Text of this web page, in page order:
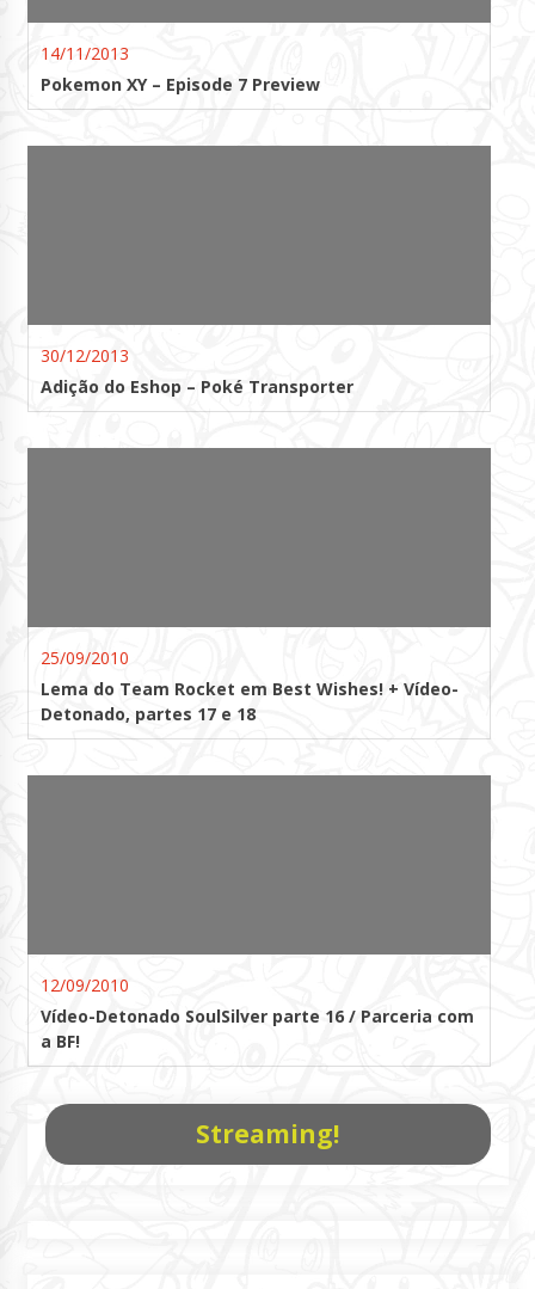
14/11/2013
Pokemon XY – Episode 7 Preview
30/12/2013
Adição do Eshop – Poké Transporter
25/09/2010
Lema do Team Rocket em Best Wishes! + Vídeo-
Detonado, partes 17 e 18
12/09/2010
Vídeo-Detonado SoulSilver parte 16 / Parceria com
a BF!
Streaming!